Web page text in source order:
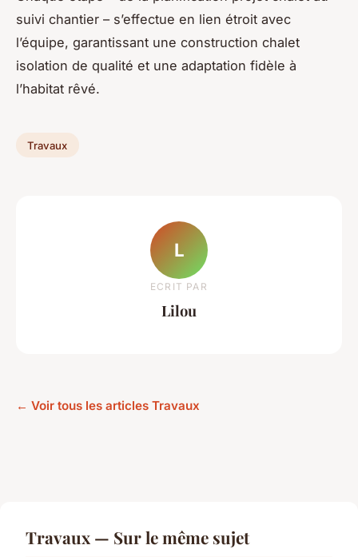
suivi chantier – s’effectue en lien étroit avec
l’équipe, garantissant une construction chalet
isolation de qualité et une adaptation fidèle à
l’habitat rêvé.
Travaux
L
ECRIT PAR
Lilou
← Voir tous les articles Travaux
Travaux — Sur le même sujet